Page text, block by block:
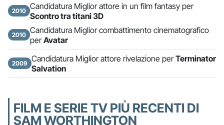
2010 Candidatura Miglior attore in un film fantasy per
Scontro tra titani 3D
2010 Candidatura Miglior combattimento cinematografico
perAvatar
2009 Candidatura Miglior attore rivelazione perTerminator
Salvation
FILM E SERIE TV PIÙ RECENTI DI
SAM WORTHINGTON